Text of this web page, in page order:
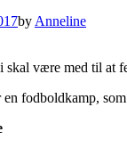
by Anneline
skal være med til at
fodboldkamp,